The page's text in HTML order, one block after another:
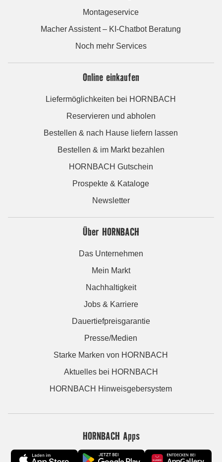
Montageservice
Macher Assistent – KI-Chatbot Beratung
Noch mehr Services
Online einkaufen
Liefermöglichkeiten bei HORNBACH
Reservieren und abholen
Bestellen & nach Hause liefern lassen
Bestellen & im Markt bezahlen
HORNBACH Gutschein
Prospekte & Kataloge
Newsletter
Über HORNBACH
Das Unternehmen
Mein Markt
Nachhaltigkeit
Jobs & Karriere
Dauertiefpreisgarantie
Presse/Medien
Starke Marken von HORNBACH
Aktuelles bei HORNBACH
HORNBACH Hinweisgebersystem
HORNBACH Apps